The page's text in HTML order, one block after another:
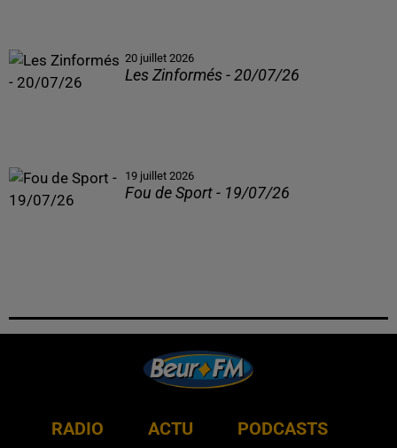
20 juillet 2026
Les Zinformés - 20/07/26
19 juillet 2026
Fou de Sport - 19/07/26
RADIO ACTU PODCASTS